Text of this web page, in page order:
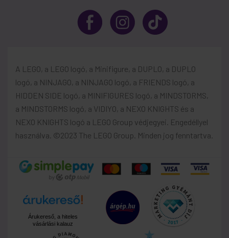
A LEGO, a LEGO logó, a Minifigure, a DUPLO, a DUPLO
logó, a NINJAGO, a NINJAGO logó, a FRIENDS logó, a
HIDDEN SIDE logó, a MINIFIGURES logó, a MINDSTORMS,
a MINDSTORMS logó, a VIDIYO, a NEXO KNIGHTS és a
NEXO KNIGHTS logó a LEGO Group védjegyei. Engedéllyel
használva. ©2023 The LEGO Group. Minden jog fenntartva.
Árukereső, a hiteles
vásárlási kalauz